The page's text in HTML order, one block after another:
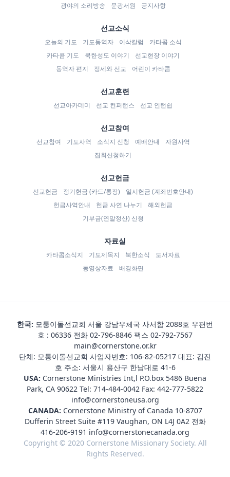
광야의 소리방송
문광서원 공지사항
선교소식
오늘의 기도 기도동역자 이삭칼럼
카타콤 소식
카타콤 기도
북한성도 이야기
선교현장 이야기
동역자 편지
정세와 선교 어린이 카타콤
선교훈련
선교아카데미 선교 컨퍼런스 선교 인턴쉽
선교참여
선교참여 기도사역 소식지 신청 예배안내
자원사역
집회신청하기
선교헌금
선교헌금 정기헌금 (카드/통장)
일시헌금 (계좌번호안내)
헌금사역안내
헌금 사연 나누기
해외헌금
기부금(연말정산) 신청
자료실
카타콤소식지 기도제목지 북한소식
도서자료
동영상자료
배경화면
한국: 모퉁이돌선교회 서울 강남우체국 사서함 2088호 우편번
호 : 06336 전화 02-796-8846 팩스 02-792-7567
main@cornerstone.or.kr
단체: 모퉁이돌선교회 사업자번호: 106-82-05217 대표: 김진
호 주소: 서울시 용산구 한남대로 41-6
USA: Cornerstone Ministries Int,l P.O.box 5486 Buena
Park, CA 90622 Tel: 714-484-0042 Fax: 442-777-5822
info@cornerstoneusa.org
CANADA: Cornerstone Ministry of Canada 10-8707
Dufferin Street Suite #119 Vaughan, ON L4J 0A2 전화
416-206-9191 info@cornerstonecanada.org
Copyright © 2020 Cornerstone Missionary Society. All
Rights Reserved.